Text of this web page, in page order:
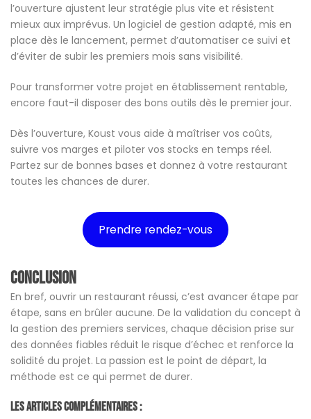
l’ouverture ajustent leur stratégie plus vite et résistent
mieux aux imprévus. Un logiciel de gestion adapté, mis en
place dès le lancement, permet d’automatiser ce suivi et
d’éviter de subir les premiers mois sans visibilité.
Pour transformer votre projet en établissement rentable,
encore faut-il disposer des bons outils dès le premier jour.
Dès l’ouverture, Koust vous aide à maîtriser vos coûts,
suivre vos marges et piloter vos stocks en temps réel.
Partez sur de bonnes bases et donnez à votre restaurant
toutes les chances de durer.
Prendre rendez-vous
Conclusion
En bref, ouvrir un restaurant réussi, c’est avancer étape par
étape, sans en brûler aucune. De la validation du concept à
la gestion des premiers services, chaque décision prise sur
des données fiables réduit le risque d’échec et renforce la
solidité du projet. La passion est le point de départ, la
méthode est ce qui permet de durer.
Les Articles Complémentaires :